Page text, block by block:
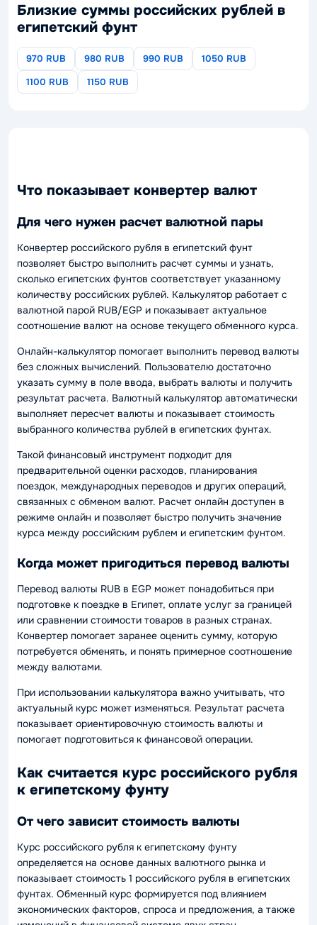
Близкие суммы российских рублей в
египетский фунт
970 RUB 980 RUB 990 RUB
1050 RUB
1100 RUB
1150 RUB
Что показывает конвертер валют
Для чего нужен расчет валютной пары
Конвертер российского рубля в египетский фунт
позволяет быстро выполнить расчет суммы и узнать,
сколько египетских фунтов соответствует указанному
количеству российских рублей. Калькулятор работает с
валютной парой RUB/EGP и показывает актуальное
соотношение валют на основе текущего обменного курса.
Онлайн-калькулятор помогает выполнить перевод валюты
без сложных вычислений. Пользователю достаточно
указать сумму в поле ввода, выбрать валюты и получить
результат расчета. Валютный калькулятор автоматически
выполняет пересчет валюты и показывает стоимость
выбранного количества рублей в египетских фунтах.
Такой финансовый инструмент подходит для
предварительной оценки расходов, планирования
поездок, международных переводов и других операций,
связанных с обменом валют. Расчет онлайн доступен в
режиме онлайн и позволяет быстро получить значение
курса между российским рублем и египетским фунтом.
Когда может пригодиться перевод валюты
Перевод валюты RUB в EGP может понадобиться при
подготовке к поездке в Египет, оплате услуг за границей
или сравнении стоимости товаров в разных странах.
Конвертер помогает заранее оценить сумму, которую
потребуется обменять, и понять примерное соотношение
между валютами.
При использовании калькулятора важно учитывать, что
актуальный курс может изменяться. Результат расчета
показывает ориентировочную стоимость валюты и
помогает подготовиться к финансовой операции.
Как считается курс российского рубля
к египетскому фунту
От чего зависит стоимость валюты
Курс российского рубля к египетскому фунту
определяется на основе данных валютного рынка и
показывает стоимость 1 российского рубля в египетских
фунтах. Обменный курс формируется под влиянием
экономических факторов, спроса и предложения, а также